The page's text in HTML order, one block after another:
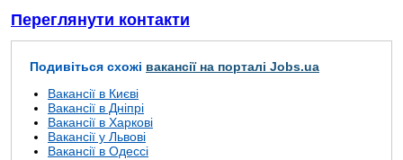
Переглянути контакти
Подивіться схожі вакансії на порталі Jobs.ua
Вакансії в Києві
Вакансії в Дніпрі
Вакансії в Харкові
Вакансії у Львові
Вакансії в Одессі